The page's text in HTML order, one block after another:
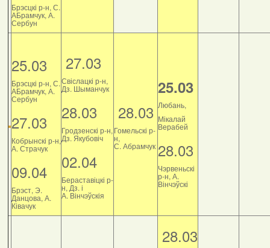
Брэсцкі р-н, С.
АБрамчук, А.
Сербун
25.03
Брэсцкі р-н, С.
АБрамчук, А.
Сербун
27.03
Кобрынскі р-н,
А. Страчук
09.04
Брэст, Э.
Данцова, А.
Ківачук
27.03
Свіслацкі р-н,
Дз. Шыманчук
28.03
Гродзенскі р-н,
Дз. Якубовіч
02.04
Бераставіцкі р-
н, Дз. і
А. Вінчэўскія
28.03
Гомельскі р-
н,
С. Абрамчук
25.03
Любань,
Мікалай
Верабей
28.03
Чэрвеньскі
р-н, А.
Вінчэўскі
28.03